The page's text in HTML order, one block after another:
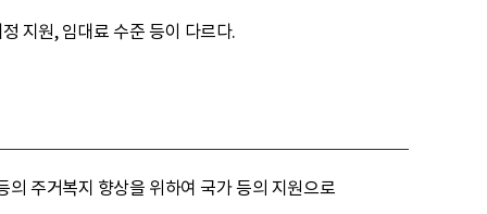
지원, 임대료 수준 등이 다르다.
주거복지 향상을 위하여 국가 등의 지원으로